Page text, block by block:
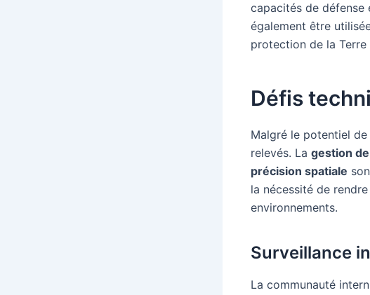
capacités de défense
également être
protection de la Terre
Défis
Malgré le potentiel
relevés. La gestion de
précision spatiale
la nécessité de
environnements.
Surveillance
La communauté